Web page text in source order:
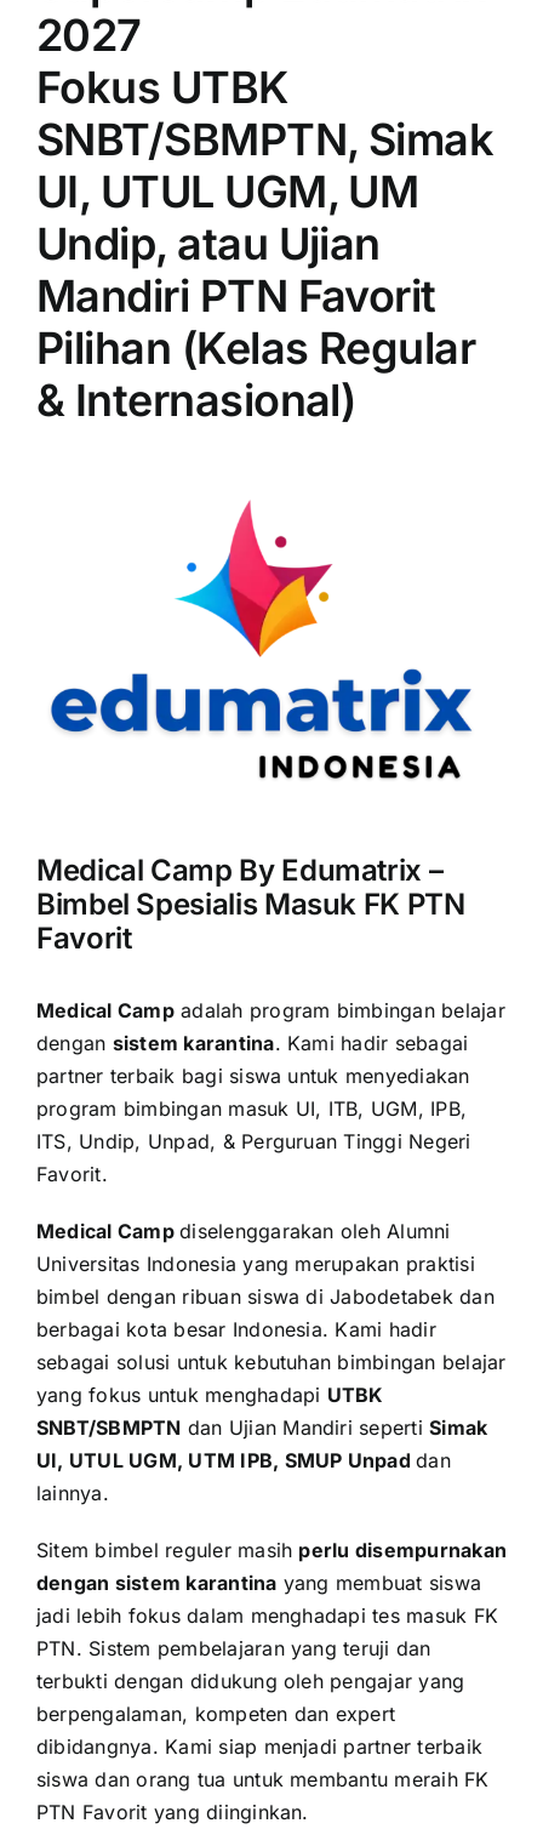
2027
Fokus UTBK
SNBT/SBMPTN, Simak
UI, UTUL UGM, UM
Undip, atau Ujian
Mandiri PTN Favorit
Pilihan (Kelas Regular
& Internasional)
Medical Camp By Edumatrix –
Bimbel Spesialis Masuk FK PTN
Favorit
Medical Campadalah program bimbingan belajar
dengan sistem karantina. Kami hadir sebagai
partner terbaik bagi siswa untuk menyediakan
program bimbingan masuk UI, ITB, UGM, IPB,
ITS, Undip, Unpad, & Perguruan Tinggi Negeri
Favorit.
Medical Campdiselenggarakan oleh Alumni
Universitas Indonesia yang merupakan praktisi
bimbel dengan ribuan siswa di Jabodetabek dan
berbagai kota besar Indonesia. Kami hadir
sebagai solusi untuk kebutuhan bimbingan belajar
yang fokus untuk menghadapi UTBK
SNBT/SBMPTN dan Ujian Mandiri sepertiSimak
UI, UTUL UGM, UTM IPB, SMUP Unpaddan
lainnya.
Sitem bimbel reguler masih perlu disempurnakan
dengan sistem karantina yang membuat siswa
jadi lebih fokus dalam menghadapi tes masuk FK
PTN. Sistem pembelajaran yang teruji dan
terbukti dengan didukung oleh pengajar yang
berpengalaman, kompeten dan expert
dibidangnya. Kami siap menjadi partner terbaik
siswa dan orang tua untuk membantu meraih FK
PTN Favorit yang diinginkan.